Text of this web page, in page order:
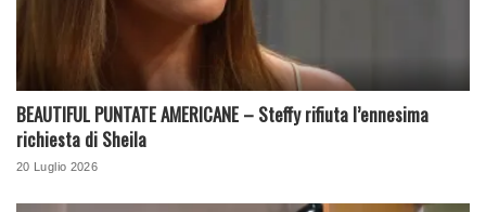
BEAUTIFUL PUNTATE AMERICANE – Steffy rifiuta l’ennesima
richiesta di Sheila
20 Luglio 2026